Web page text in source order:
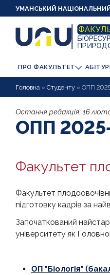
УМАНСЬКИЙ
ПРО ФАКУЛЬТЕТ
Головна » Студенту » ОПП
Остання редакція: 16
ОПП
Факультет
Факультет
підготовку кадрів за
Започаткований
університету як
ОП "Біологія"